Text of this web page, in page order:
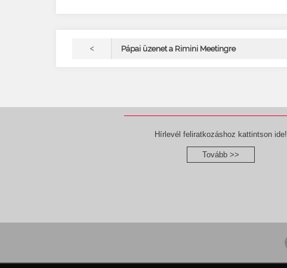
< Pápai üzenet a Rimini Meetingre
Hírlevél feliratkozáshoz kattintson ide!
Tovább >>